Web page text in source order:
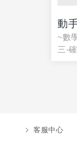
動
~數
三-
客服中心